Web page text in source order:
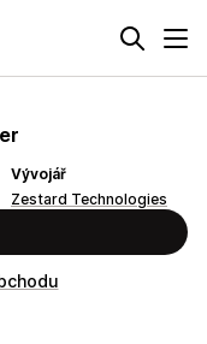
Vývojář
Zestard Technologies